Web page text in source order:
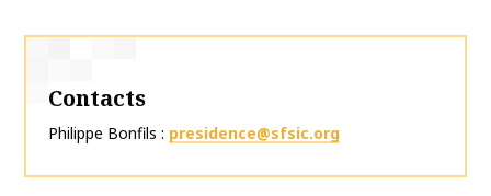
Contacts
Philippe Bonfils presidence@sfsic.org